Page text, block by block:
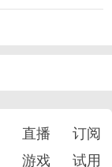
直播
订阅
游戏 试用